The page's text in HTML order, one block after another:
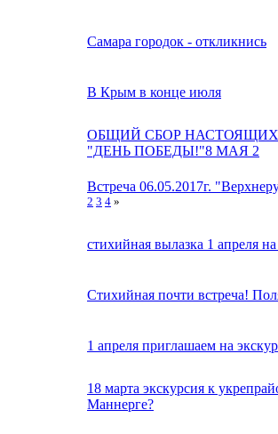
Самара городок - откликнись
В Крым в конце июля
ОБЩИЙ СБОР
"ДЕНЬ ПОБЕДЫ!"8 МАЯ 2
Встреча 06.05.2017г.
2 3 4 »
стихийная вылазка 1 апреля
Стихийная почти встреча!
1 апреля приглашаем на
18 марта экскурсия к
Маннерге?